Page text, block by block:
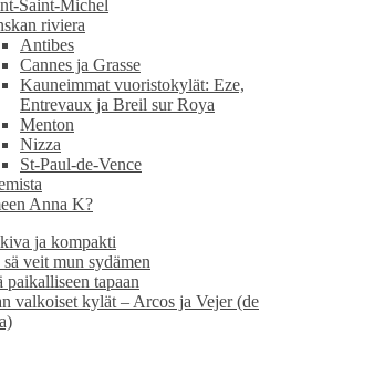
Saint-Michel
riviera
Antibes
Cannes ja Grasse
Kauneimmat vuoristokylät: Eze,
Entrevaux ja Breil sur Roya
Menton
Nizza
St-Paul-de-Vence
Anna K?
ja kompakti
veit mun sydämen
paikalliseen tapaan
valkoiset kylät – Arcos ja Vejer (de